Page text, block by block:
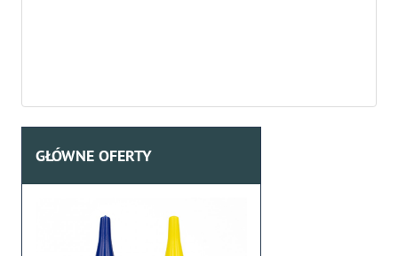
GŁÓWNE OFERTY